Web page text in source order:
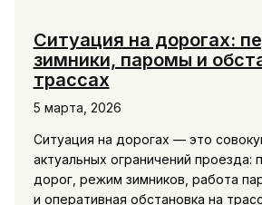
Ситуация на дорогах:
зимники, паромы и
трассах
5 марта, 2026
Ситуация на дорогах — это
актуальных ограничений проезда:
дорог, режим зимников, работа
и оперативная обстановка на